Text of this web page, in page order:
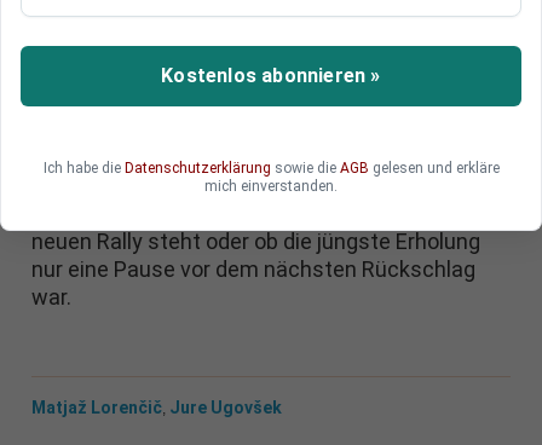
Gold hat sich Anfang Juli kurz zurückgemeldet,
doch der Absturz sitzt tief: Höhere US-Zinsen, ein
starker Dollar und nervöse ETF-Anleger setzen
spekulatives Kapital den Rückzug antritt, kaufen
Zentralbanken unbeirrt zu. Für Anleger stellt sich
neuen Rally steht oder ob die jüngste Erholung
nur eine Pause vor dem nächsten Rückschlag
war.
Matjaž Lorenčič, Jure Ugovšek
Kostenlos abonnieren »
Ich habe die Datenschutzerklärung sowie die AGB gelesen und erkläre
mich einverstanden.